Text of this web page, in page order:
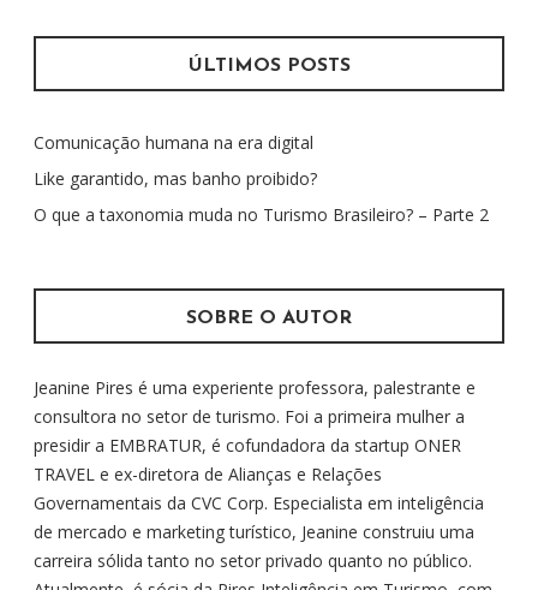
q
i
a
r
p
:
ÚLTIMOS POSTS
Comunicação humana na era digital
Like garantido, mas banho proibido?
O que a taxonomia muda no Turismo Brasileiro? – Parte 2
SOBRE O AUTOR
Jeanine Pires é uma experiente professora, palestrante e
consultora no setor de turismo. Foi a primeira mulher a
presidir a EMBRATUR, é cofundadora da startup ONER
TRAVEL e ex-diretora de Alianças e Relações
Governamentais da CVC Corp. Especialista em inteligência
de mercado e marketing turístico, Jeanine construiu uma
carreira sólida tanto no setor privado quanto no público.